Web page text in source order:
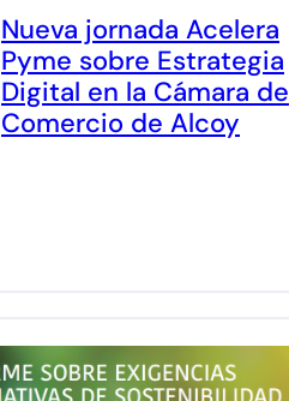
Nueva jornada Acelera
Pyme sobre Estrategia
Digital en la Cámara de
Comercio de Alcoy